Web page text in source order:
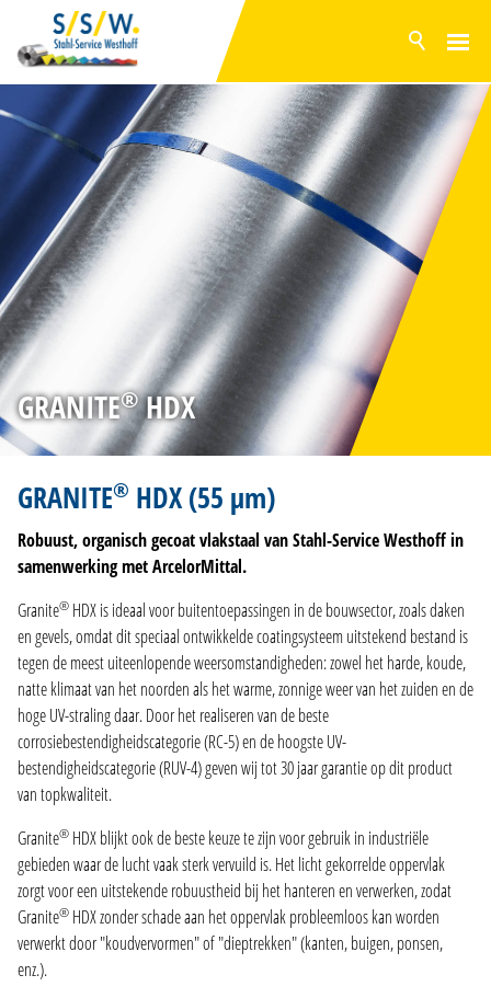
ACTUEEL
PRODUCTEN
OPPERVLAKKEN
POLYESTER
PVC-FOLIE
GRANITE HDX
COMPOSIETPLATEN
VERZINKT STAAL
VOORRAADPROGRAMMA
CONTACT
EN
GRANITE®HDX
GRANITE® HDX (55 µm)
Robuust, organisch gecoat vlakstaal van Stahl-Service Westhoff in
samenwerking met ArcelorMittal.
Granite® HDX is ideaal voor buitentoepassingen in de bouwsector, zoals daken
en gevels, omdat dit speciaal ontwikkelde coatingsysteem uitstekend bestand is
tegen de meest uiteenlopende weersomstandigheden: zowel het harde, koude,
natte klimaat van het noorden als het warme, zonnige weer van het zuiden en de
hoge UV-straling daar. Door het realiseren van de beste
corrosiebestendigheidscategorie (RC-5) en de hoogste UV-
bestendigheidscategorie (RUV-4) geven wij tot 30 jaar garantie op dit product
van topkwaliteit.
Granite® HDX blijkt ook de beste keuze te zijn voor gebruik in industriële
gebieden waar de lucht vaak sterk vervuild is. Het licht gekorrelde oppervlak
zorgt voor een uitstekende robuustheid bij het hanteren en verwerken, zodat
Granite® HDX zonder schade aan het oppervlak probleemloos kan worden
verwerkt door "koudvervormen" of "dieptrekken" (kanten, buigen, ponsen,
enz.).